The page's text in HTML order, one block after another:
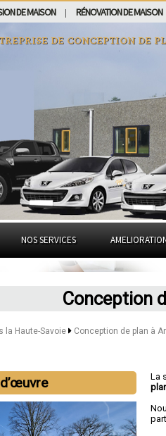
DE MAISON RÉNOVATION DE MAISON
de conception de
NOS SERVICES
Conception
la Haute-Savoie Conception de plan à
La